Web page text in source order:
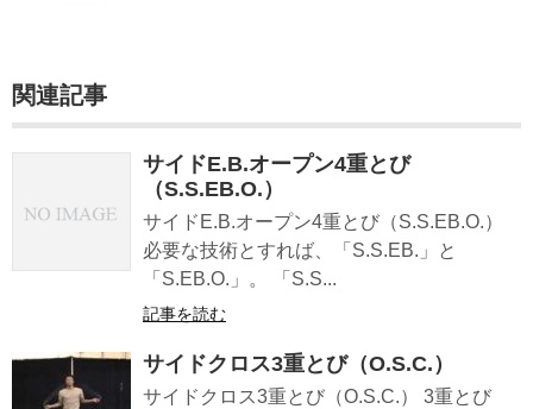
関連記事
サイドE.B.オープン4重とび
（S.S.EB.O.）
サイドE.B.オープン4重とび（S.S.EB.O.）
必要な技術とすれば、「S.S.EB.」と
「S.EB.O.」。 「S.S...
記事を読む
サイドクロス3重とび（O.S.C.）
サイドクロス3重とび（O.S.C.） 3重とび